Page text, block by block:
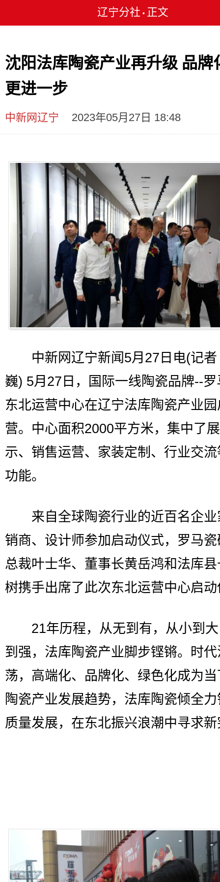
辽宁分社 • 正文
沈阳法库陶瓷产业再升级 品牌
更进一步
中新网辽宁 2023年05月27日 18:48
中新网辽宁新闻5月27日电(记者
巍) 5月27日，国际一线陶瓷品牌--
东北运营中心在辽宁法库陶瓷产业
营。中心面积2000平方米，集中了
示、销售运营、家装定制、行业交
功能。
来自全球陶瓷行业的近百名企业
销商、设计师参加启动仪式，罗马
总裁叶士华、董事长黄岳鸿和法库
树携手出席了此次东北运营中心启
21年历程，从无到有，从小到大
到强，法库陶瓷产业脚步铿锵。时
荡，高端化、品牌化、绿色化成为
陶瓷产业发展趋势，法库陶瓷倾全
质量发展，在东北振兴浪潮中寻求